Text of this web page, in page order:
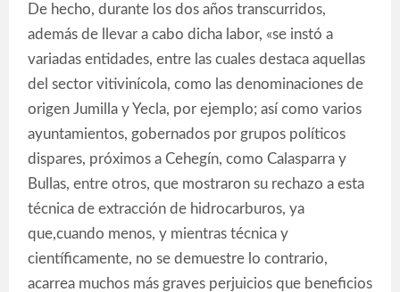
De hecho, durante los dos años transcurridos,
además de llevar a cabo dicha labor, «se instó a
variadas entidades, entre las cuales destaca aquellas
del sector vitivinícola, como las denominaciones de
origen Jumilla y Yecla, por ejemplo; así como varios
ayuntamientos, gobernados por grupos políticos
dispares, próximos a Cehegín, como Calasparra y
Bullas, entre otros, que mostraron su rechazo a esta
técnica de extracción de hidrocarburos, ya
que,cuando menos, y mientras técnica y
científicamente, no se demuestre lo contrario,
acarrea muchos más graves perjuicios que beneficios